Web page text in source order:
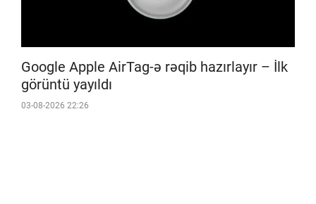
Google Apple AirTag-ə rəqib hazırlayır – İlk
görüntü yayıldı
03-08-2026 22:26